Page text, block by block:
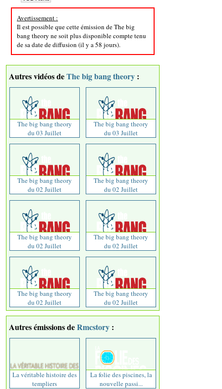
Avertissement :
Il est possible que cette émission de The big
bang theory ne soit plus disponible compte tenu
de sa date de diffusion (il y a 58 jours).
Autres vidéos deThe big bang theory :
The big bang theory
du 03 Juillet
The big bang theory
du 03 Juillet
The big bang theory
du 02 Juillet
The big bang theory
du 02 Juillet
The big bang theory
du 02 Juillet
The big bang theory
du 02 Juillet
The big bang theory
du 02 Juillet
The big bang theory
du 02 Juillet
Autres émissions deRmcstory :
La véritable histoire des
templiers
La folie des piscines, la
nouvelle passi...